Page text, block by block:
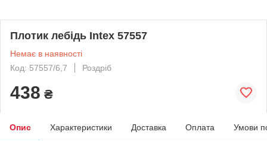
Плотик лебідь Intex 57557
Немає в наявності
Код: 57557/6,7
Роздріб
438 ₴
Опис Характеристики Доставка Оплата Умови